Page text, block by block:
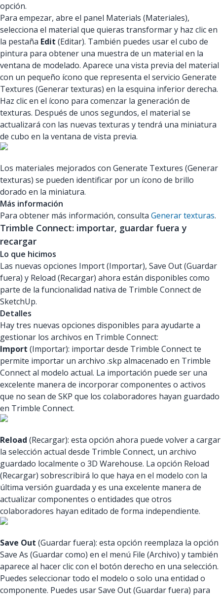
opción.
Para empezar, abre el panel Materials (Materiales),
selecciona el material que quieras transformar y haz clic en
la pestaña Edit (Editar). También puedes usar el cubo de
pintura para obtener una muestra de un material en la
ventana de modelado. Aparece una vista previa del material
con un pequeño ícono que representa el servicio Generate
Textures (Generar texturas) en la esquina inferior derecha.
Haz clic en el ícono para comenzar la generación de
texturas. Después de unos segundos, el material se
actualizará con las nuevas texturas y tendrá una miniatura
de cubo en la ventana de vista previa.
Los materiales mejorados con Generate Textures (Generar
texturas) se pueden identificar por un ícono de brillo
dorado en la miniatura.
Más información
Para obtener más información, consulta Generar texturas.
Trimble Connect: importar, guardar fuera y
recargar
Lo que hicimos
Las nuevas opciones Import (Importar), Save Out (Guardar
fuera) y Reload (Recargar) ahora están disponibles como
parte de la funcionalidad nativa de Trimble Connect de
SketchUp.
Detalles
Hay tres nuevas opciones disponibles para ayudarte a
gestionar los archivos en Trimble Connect:
Import (Importar): importar desde Trimble Connect te
permite importar un archivo .skp almacenado en Trimble
Connect al modelo actual. La importación puede ser una
excelente manera de incorporar componentes o activos
que no sean de SKP que los colaboradores hayan guardado
en Trimble Connect.
Reload (Recargar): esta opción ahora puede volver a cargar
la selección actual desde Trimble Connect, un archivo
guardado localmente o 3D Warehouse. La opción Reload
(Recargar) sobrescribirá lo que haya en el modelo con la
última versión guardada y es una excelente manera de
actualizar componentes o entidades que otros
colaboradores hayan editado de forma independiente.
Save Out (Guardar fuera): esta opción reemplaza la opción
Save As (Guardar como) en el menú File (Archivo) y también
aparece al hacer clic con el botón derecho en una selección.
Puedes seleccionar todo el modelo o solo una entidad o
componente. Puedes usar Save Out (Guardar fuera) para